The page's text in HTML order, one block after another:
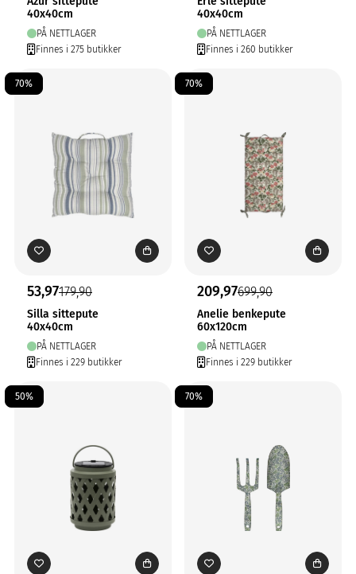
40x40cm
PÅ NETTLAGER
Finnes i 275 butikker
40x40cm
PÅ NETTLAGER
Finnes i 260 butikker
70%
53,97179,90
Silla sittepute
40x40cm
PÅ NETTLAGER
Finnes i 229 butikker
70%
209,97699,90
Anelie benkepute
60x120cm
PÅ NETTLAGER
Finnes i 229 butikker
50% 70%